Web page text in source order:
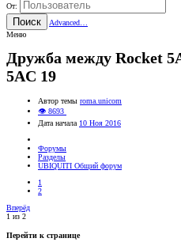
От:
Поиск
Advanced…
Меню
Дружба между Rocket
5AC 19
Автор темы roma.unicom
👁 8693
Дата начала 10 Ноя 2016
Форумы
Разделы
UBIQUITI Общий форум
1
2
Вперёд
1 из 2
Перейти к странице